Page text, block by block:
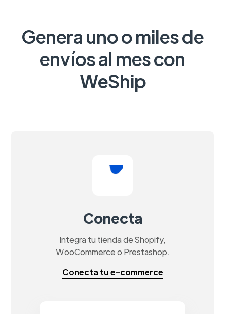
Genera uno o miles de
envíos al mes con
WeShip
Conecta
Integra tu tienda de Shopify,
WooCommerce o Prestashop.
Conecta tu e-commerce